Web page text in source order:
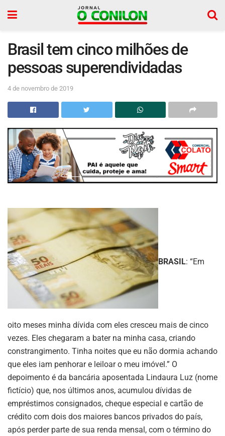
Brasil tem cinco milhões de
pessoas superendividadas
4 de novembro de 2019
BRASIL: “Em
oito meses minha dívida com eles cresceu mais de cinco
vezes. Eles chegaram a bater na minha casa, criando
constrangimento. Tinha noites que eu não dormia achando
que eles iam penhorar e leiloar o meu imóvel.” O
depoimento é da bancária aposentada Lindaura Luz (nome
fictício) que, nos últimos anos, acumulou dívidas de
empréstimos consignados, cheque especial e cartão de
crédito com dois dos maiores bancos privados do país,
após perder parte de sua renda mensal, com o término do